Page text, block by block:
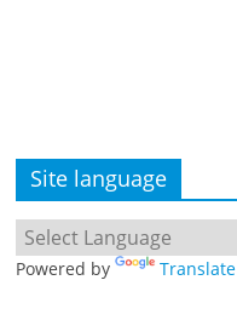
Site language
Powered by Translate